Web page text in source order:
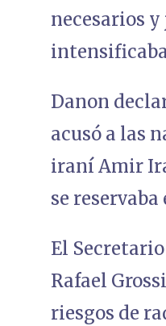
necesarios
Danon
acusó a las
iraní Amir
se
El
Rafael
riesgos de